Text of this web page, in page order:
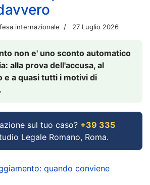
internazionale 27 Luglio 2026
non e' uno sconto automatico
alla prova dell'accusa, al
a quasi tutti i motivi di
sul tuo caso? +39 335
Legale Romano, Roma.
quando conviene